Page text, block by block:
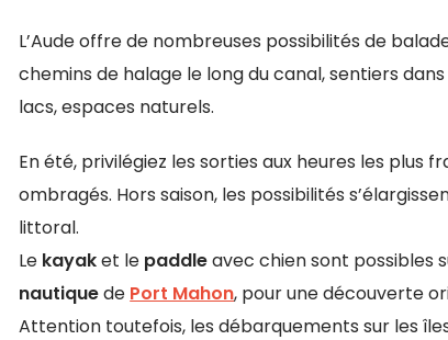
L’Aude offre de nombreuses possibilités de
chemins de halage le long du canal, sentiers
lacs, espaces naturels.
En été, privilégiez les sorties aux heures les plus
ombragés. Hors saison, les possibilités
littoral.
Le kayaket le paddleavec chien sont possibles
nautiquede Port Mahon, pour une découverte
Attention toutefois, les débarquements sur les